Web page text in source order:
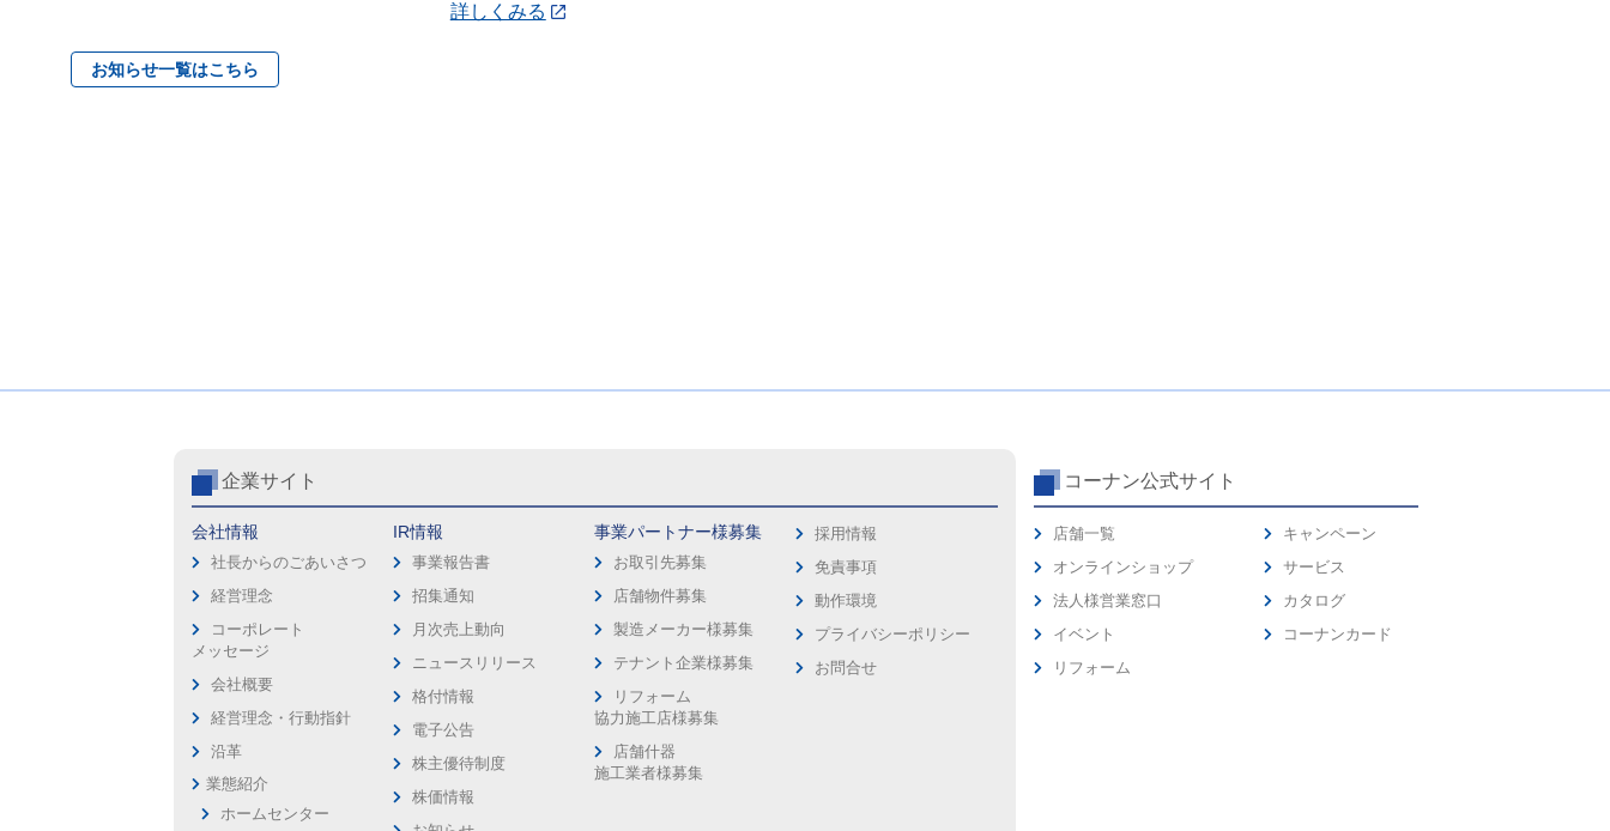
詳しくみる
お知らせ一覧はこちら
企業サイト
会社情報
社長からのごあいさつ
経営理念
コーポレート
メッセージ
会社概要
経営理念・行動指針
沿革
業態紹介
ホームセンター
IR情報
事業報告書
招集通知
月次売上動向
ニュースリリース
格付情報
電子公告
株主優待制度
株価情報
事業パートナー様募集
お取引先募集
店舗物件募集
製造メーカー様募集
テナント企業様募集
リフォーム
協力施工店様募集
店舗什器
施工業者様募集
採用情報
免責事項
動作環境
プライバシーポリシー
お問合せ
コーナン公式サイト
店舗一覧
オンラインショップ
法人様営業窓口
イベント
リフォーム
キャンペーン
サービス
カタログ
コーナンカード